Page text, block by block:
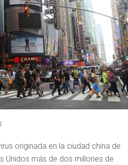
originada en la ciudad china de
Unidos más de dos millones de